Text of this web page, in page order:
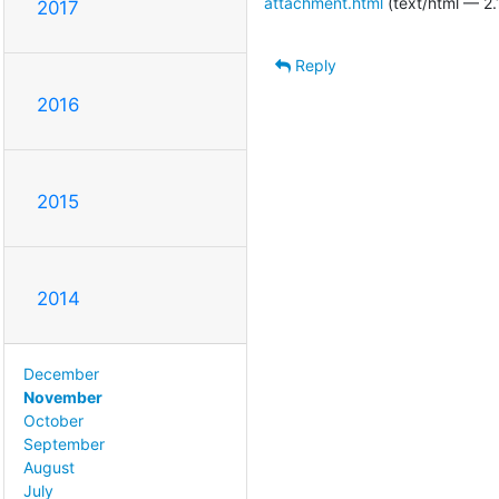
2017
2016
2015
2014
December
November
October
September
August
July
Reply